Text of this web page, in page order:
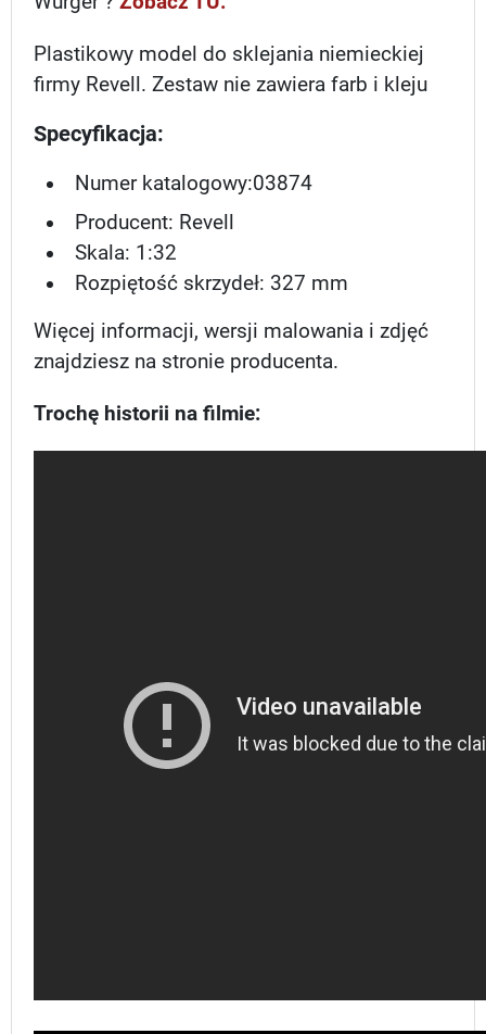
Plastikowy model do sklejania niemieckiej
firmy Revell. Zestaw nie zawiera farb i kleju
Specyfikacja:
Numer katalogowy:03874
Producent: Revell
Skala: 1:32
Rozpiętość skrzydeł: 327 mm
Więcej informacji, wersji malowania i zdjęć
znajdziesz na stronie producenta.
Trochę historii na filmie: